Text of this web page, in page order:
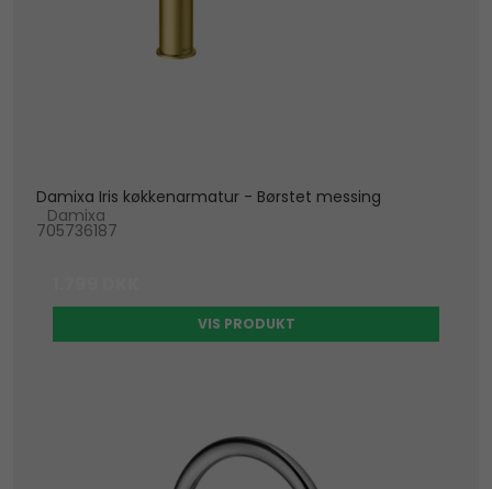
Damixa Iris køkkenarmatur - Børstet messing
Damixa
705736187
VIS PRODUKT